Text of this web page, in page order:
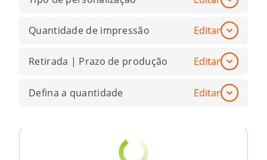
Quantidade de impressão Editar
Retirada | Prazo de produção Editar
Defina a quantidade Editar